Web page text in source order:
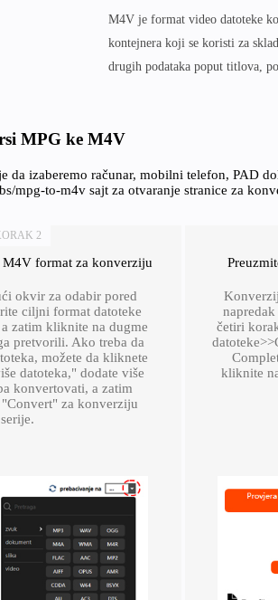
M4V je format video datoteke
kontejnera koji se koristi za
drugih podataka poput titlova,
MPG ke M4V
izaberemo računar, mobilni telefon, PAD
mpg-to-m4v sajt za otvaranje stranice za
2
format za konverziju
okvir za odabir pored
ciljni format datoteke
zatim kliknite na dugme
pretvorili. Ako treba da
možete da kliknete
datoteka," dodate više
konvertovati, a zatim
za konverziju
serije.
četiri
kliknite